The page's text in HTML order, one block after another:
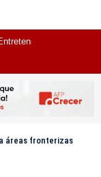
áreas fronterizas